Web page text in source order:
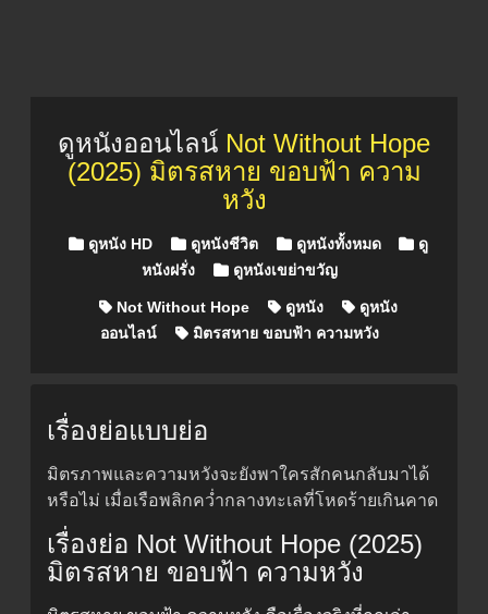
ดูหนังออนไลน์ Not Without Hope
(2025) มิตรสหาย ขอบฟ้า ความ
หวัง
Posted in
ดูหนัง HD ดูหนังชีวิต ดูหนังทั้งหมด
ดู
หนังฝรั่ง
ดูหนังเขย่าขวัญ
Not Without Hope ดูหนัง
ดูหนัง
ออนไลน์
มิตรสหาย ขอบฟ้า ความหวัง
เรื่องย่อแบบย่อ
มิตรภาพและความหวังจะยังพาใครสักคนกลับมาได้
หรือไม่ เมื่อเรือพลิกคว่ำกลางทะเลที่โหดร้ายเกินคาด
เรื่องย่อ Not Without Hope (2025)
มิตรสหาย ขอบฟ้า ความหวัง